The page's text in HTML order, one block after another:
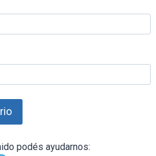
podés ayudarnos: